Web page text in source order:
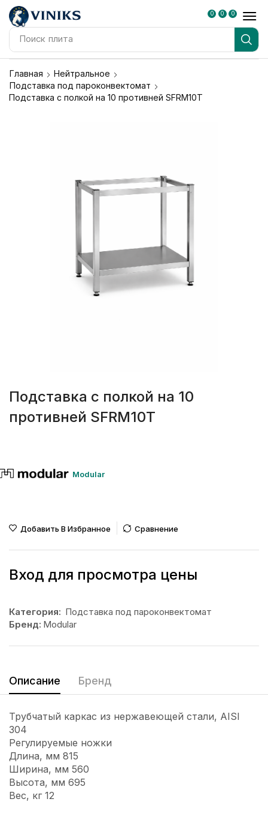
Поиск плита
0 0 0
Главная
Нейтральное
Подставка под пароконвектомат
Подставка с полкой на 10 противней SFRM10T
Подставка с полкой на 10
противней SFRM10T
Modular
Добавить В Избранное Сравнение
Вход для просмотра цены
Категория: Подставка под пароконвектомат
Бренд: Modular
Описание Бренд
Трубчатый каркас из нержавеющей стали, AISI
304
Регулируемые ножки
Длина, мм 815
Ширина, мм 560
Высота, мм 695
Вес, кг 12